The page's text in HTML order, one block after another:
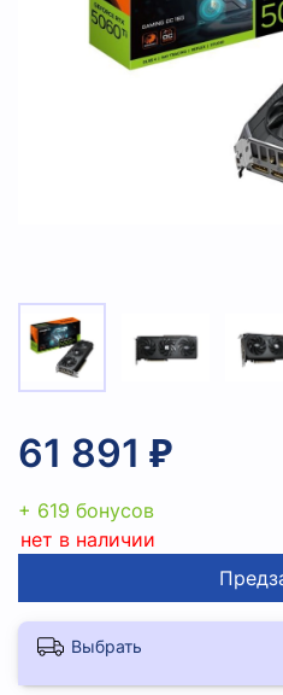
61 891 ₽
+ 619 бонусов
нет в наличии
Выбрать